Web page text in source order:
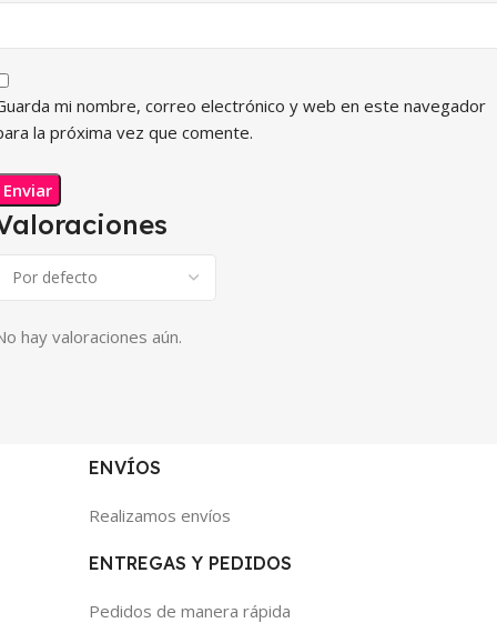
hay valoraciones aún.
mi nombre, correo electrónico y web en este navegador
la próxima vez que comente.
ENVÍOS
Realizamos envíos
ENTREGAS Y PEDIDOS
Pedidos de manera rápida